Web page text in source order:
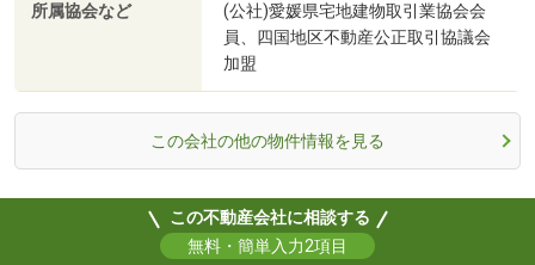
所属協会など
(公社)愛媛県宅地建物取引業協会会
員、四国地区不動産公正取引協議会
加盟
この会社の他の物件情報を見る
この不動産会社に相談する
無料・簡単入力2項目